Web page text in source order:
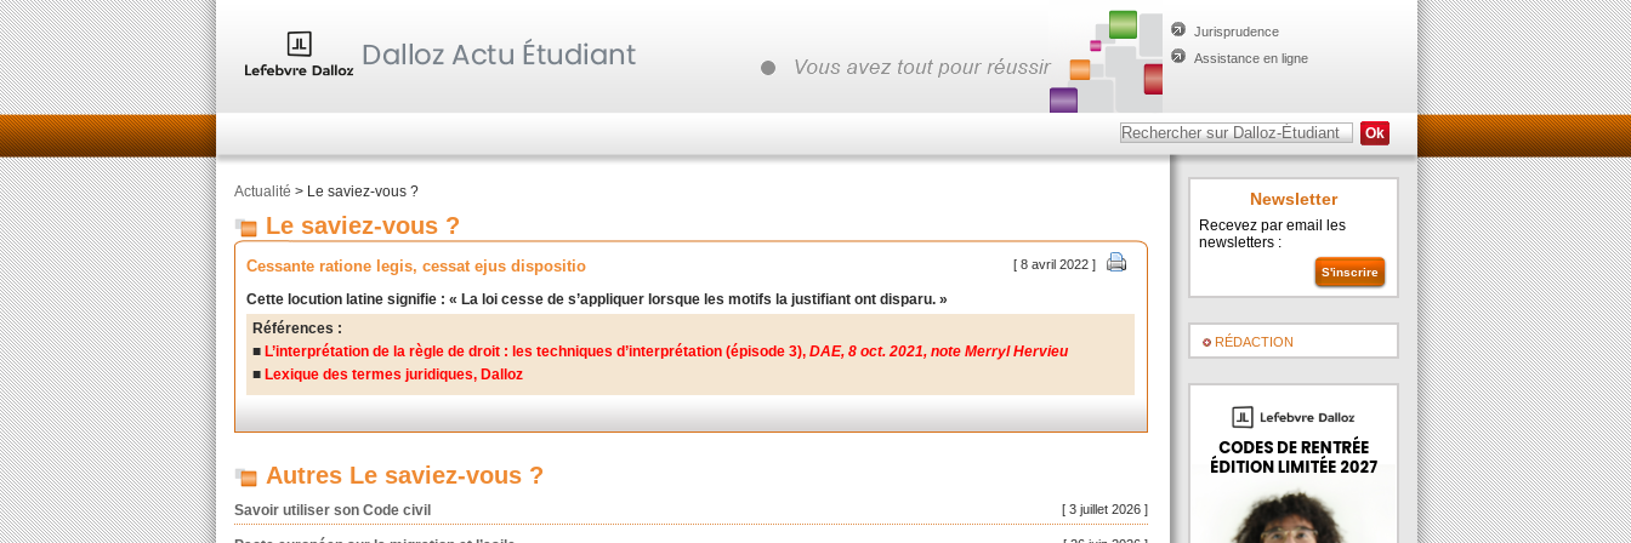
Jurisprudence
Assistance en ligne
Actualité > Le saviez-vous ?
Le saviez-vous ?
[ 8 avril 2022 ]
Cessante ratione legis, cessat ejus dispositio
Cette locution latine signifie : « La loi cesse de s’appliquer lorsque les motifs la justifiant ont disparu. »
Références :
■ L’interprétation de la règle de droit : les techniques d’interprétation (épisode 3),DAE, 8 oct. 2021, note Merryl Hervieu
■ Lexique des termes juridiques, Dalloz
Autres Le saviez-vous ?
[ 3 juillet 2026 ]
Savoir utiliser son Code civil
Newsletter
Recevez par email les
newsletters :
RÉDACTION